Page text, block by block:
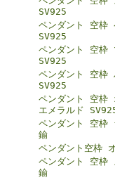
SV925
ペンダント 空枠
SV925
ペンダント 空枠
SV925
ペンダント 空枠
SV925
ペンダント 空枠
エメラルド
ペンダント 空枠
鍮
ペンダント空枠
ペンダント 空枠
鍮